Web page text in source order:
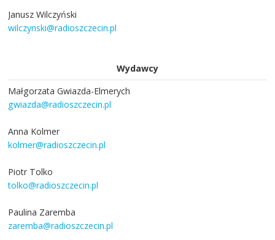
Janusz Wilczyński
wilczynski@radioszczecin.pl
Wydawcy
Małgorzata Gwiazda-Elmerych
gwiazda@radioszczecin.pl
Anna Kolmer
kolmer@radioszczecin.pl
Piotr Tolko
tolko@radioszczecin.pl
Paulina Zaremba
zaremba@radioszczecin.pl